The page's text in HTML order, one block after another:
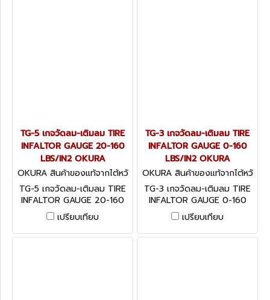
TG-5 เกจวัดลม-เติมลม TIRE
INFALTOR GAUGE 20-160
LBS/IN2 OKURA
OKURA สินค้าของแท้จากไต้หวั
น TG-5
TG-5 เกจวัดลม-เติมลม TIRE
INFALTOR GAUGE 20-160
LBS/IN2 OKURA
เปรียบเทียบ
TG-3 เกจวัดลม-เติมลม TIRE
INFALTOR GAUGE 0-160
LBS/IN2 OKURA
OKURA สินค้าของแท้จากไต้หวั
น TG-3
TG-3 เกจวัดลม-เติมลม TIRE
INFALTOR GAUGE 0-160
LBS/IN2 OKURA
เปรียบเทียบ